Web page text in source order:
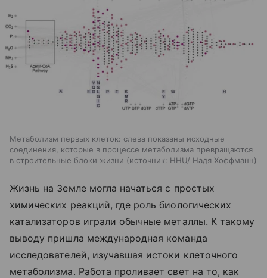
Метаболизм первых клеток: слева показаны исходные
соединения, которые в процессе метаболизма превращаются
в строительные блоки жизни
источник: HHU/ Надя Хоффманн
Жизнь на Земле могла начаться с простых
химических реакций, где роль биологических
катализаторов играли обычные металлы. К такому
выводу пришла международная команда
исследователей, изучавшая истоки клеточного
метаболизма. Работа проливает свет на то, как